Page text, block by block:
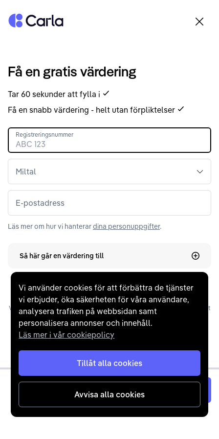
Vi använder cookies för att förbättra de tjänster
vi erbjuder, öka säkerheten för våra användare,
analysera trafiken på webbsidan samt
personalisera annonser och innehåll.
Läs mer i vår cookiepolicy
Tillåt alla cookies
Avvisa alla cookies
Tillbaka till startsidan
Få en gratis värdering
Tar 60 sekunder att fylla i
Få en snabb värdering - helt utan förpliktelser
Registreringsnummer
Miltal
E-postadress
Läs mer om hur vi hanterardina personuppgifter.
Så här går en värdering till
Våra omdömen utgörs av ”Verifierade omdömen” som inhämtats via e-post
efter slutförd affär, manuellt ”Inbjudna omdömen” via e-post, samt
”Overifierade omdömen”, där kunder själva lämnat ett omdöme på
Trustpilot. Trustpilots snittbetyg baseras på tid, frekvens och ett